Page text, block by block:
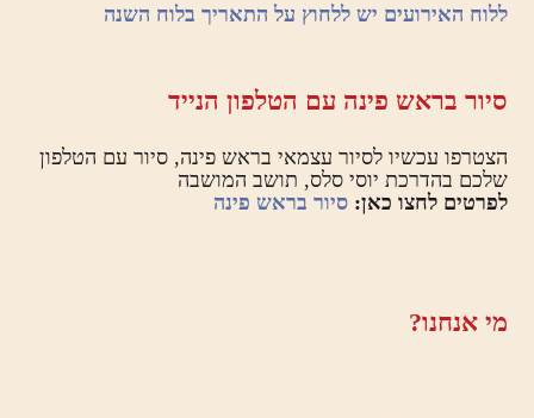
ללוח האירועים יש ללחוץ על התאריך בלוח השנה
סיור בראש פינה עם הטלפון הנייד
הצטרפו עכשיו לסיור עצמאי בראש פינה, סיור עם הטלפון
שלכם בהדרכת יוסי סלס, תושב המושבה
לפרטים לחצו כאן:סיור בראש פינה
מי אנחנו?